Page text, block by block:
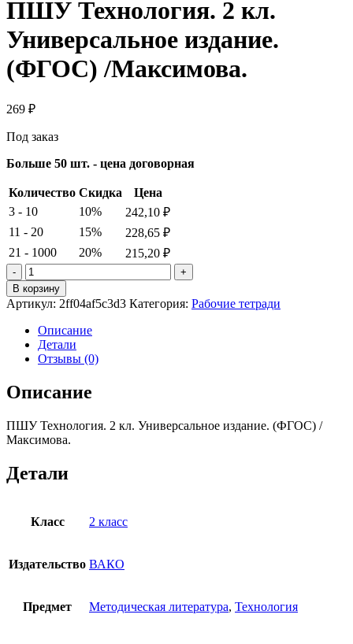
ПШУ Технология. 2 кл.
Универсальное издание.
(ФГОС) /Максимова.
269 ₽
Под заказ
Больше 50 шт. - цена договорная
Количество Скидка
Цена
3 - 10
10% 242,10 ₽
11 - 20
15% 228,65 ₽
21 - 1000
20% 215,20 ₽
Количество
товара
ПШУ
Технология.
2
кл.
Универсальное
/
В корзину
Артикул: 2ff04af5c3d3 Категория: Рабочие тетради
Описание
Детали
Отзывы (0)
Описание
ПШУ Технология. 2 кл. Универсальное издание. (ФГОС) /
Максимова.
Детали
Класс 2 класс
Издательство ВАКО
Предмет Методическая литература, Технология